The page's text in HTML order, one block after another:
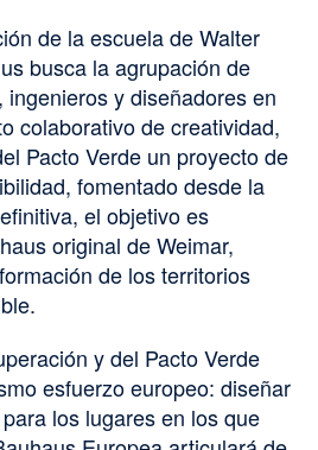
de la escuela de Walter
busca la agrupación de
y diseñadores en
colaborativo de creatividad,
Pacto Verde un proyecto de
fomentado desde la
el objetivo es
original de Weimar,
de los territorios
y del Pacto Verde
esfuerzo europeo: diseñar
los lugares en los que